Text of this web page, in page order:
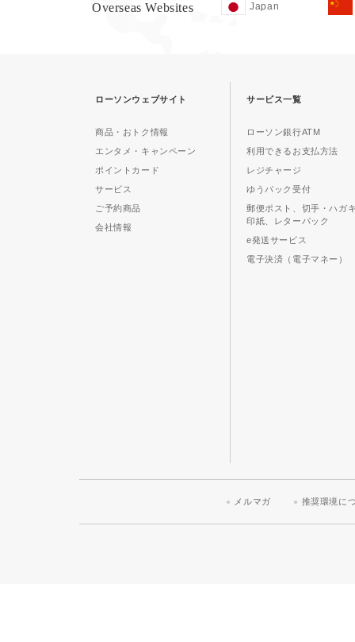
Overseas Websites Japan
ローソンウェブサイト
商品・おトク情報
エンタメ・キャンペーン
ポイントカード
サービス
ご予約商品
会社情報
サービス一覧
ローソン銀行ATM
利用できるお支払方法
レジチャージ
ゆうパック受付
郵便ポスト、切手・ハガ
印紙、レターパック
e発送サービス
電子決済（電子マネー）
メルマガ 推奨環境に